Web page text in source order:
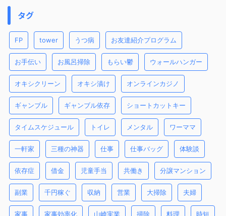
タグ
FP tower うつ病 お友達紹介プログラム
お手伝い お風呂掃除 もらい鬱 ウォールハンガー
オキシクリーン オキシ漬け オンラインカジノ
ギャンブル ギャンブル依存 ショートカットキー
タイムスケジュール トイレ メンタル ワーママ
一軒家 三種の神器 仕事 仕事バッグ 体験談
依存症 借金 児童手当 共働き 分譲マンション
副業 千円稼ぐ 収納 営業 大掃除 夫婦
家事 家事効率化 山崎実業 掃除 料理 時短